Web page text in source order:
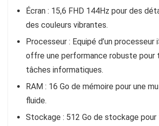
Écran : 15,6 FHD 144Hz pour des
des couleurs vibrantes.
Processeur : Equipé d’un processeur
offre une performance robuste pour
tâches informatiques.
RAM : 16 Go de mémoire pour une
fluide.
Stockage : 512 Go de stockage